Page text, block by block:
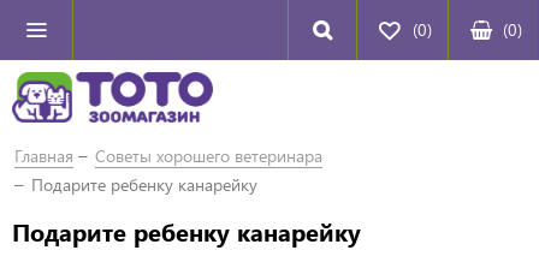
(0) (0)
Главная
Советы хорошего ветеринара
Подарите ребенку канарейку
Подарите ребенку канарейку